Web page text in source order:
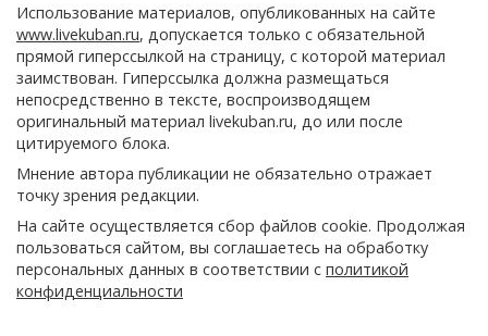
Использование материалов, опубликованных на сайте
www.livekuban.ru, допускается только с обязательной
прямой гиперссылкой на страницу, с которой материал
заимствован. Гиперссылка должна размещаться
непосредственно в тексте, воспроизводящем
оригинальный материал livekuban.ru, до или после
цитируемого блока.
Мнение автора публикации не обязательно отражает
точку зрения редакции.
На сайте осуществляется сбор файлов cookie. Продолжая
пользоваться сайтом, вы соглашаетесь на обработку
персональных данных в соответствии с политикой
конфиденциальности